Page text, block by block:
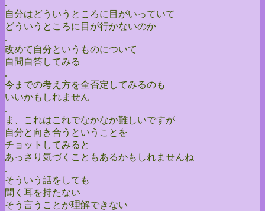
.
自分はどういうところに目がいっていて
どういうところに目が行かないのか
.
改めて自分というものについて
自問自答してみる
.
今までの考え方を全否定してみるのも
いいかもしれません
.
ま、これはこれでなかなか難しいですが
自分と向き合うということを
チョットしてみると
あっさり気づくこともあるかもしれませんね
.
そういう話をしても
聞く耳を持たない
そう言うことが理解できない